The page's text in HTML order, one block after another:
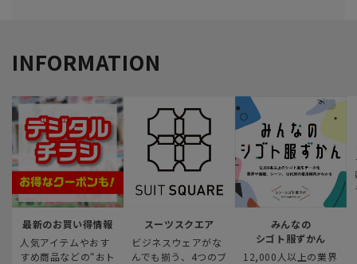
INFORMATION
最新のお買い得情報
人気アイテムやおす
すめ商品などの“おト
スーツスクエア
ビジネスウェアがな
んでも揃う、4つのブ
みんなの
シゴト服ずかん
12,000人以上の業界